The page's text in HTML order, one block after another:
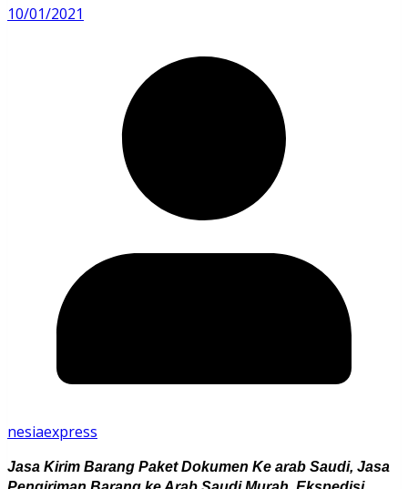
10/01/2021
nesiaexpress
Jasa Kirim Barang Paket Dokumen Ke arab Saudi, Jasa